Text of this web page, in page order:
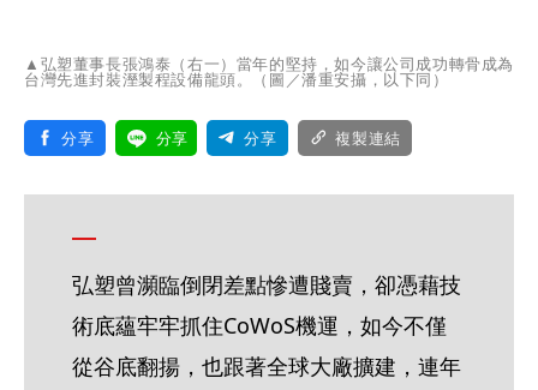
▲弘塑董事長張鴻泰（右一）當年的堅持，如今讓公司成功轉骨成為
台灣先進封裝溼製程設備龍頭。（圖／潘重安攝，以下同）
分享 分享 分享 複製連結
弘塑曾瀕臨倒閉差點慘遭賤賣，卻憑藉技
術底蘊牢牢抓住CoWoS機運，如今不僅
從谷底翻揚，也跟著全球大廠擴建，連年